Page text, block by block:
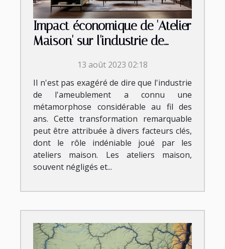
Impact économique de 'Atelier
Maison' sur l'industrie de
13 août 2023 02:18
Il n'est pas exagéré de dire que l'industrie
de l'ameublement a connu une
métamorphose considérable au fil des
ans. Cette transformation remarquable
peut être attribuée à divers facteurs clés,
dont le rôle indéniable joué par les
ateliers maison. Les ateliers maison,
souvent négligés et...